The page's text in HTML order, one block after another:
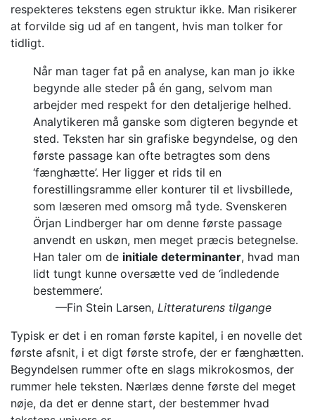
respekteres tekstens egen struktur ikke. Man risikerer
at forvilde sig ud af en tangent, hvis man tolker for
tidligt.
Når man tager fat på en analyse, kan man jo ikke
begynde alle steder på én gang, selvom man
arbejder med respekt for den detaljerige helhed.
Analytikeren må ganske som digteren begynde et
sted. Teksten har sin grafiske begyndelse, og den
første passage kan ofte betragtes som dens
‘fænghætte’. Her ligger et rids til en
forestillingsramme eller konturer til et livsbillede,
som læseren med omsorg må tyde. Svenskeren
Örjan Lindberger har om denne første passage
anvendt en uskøn, men meget præcis betegnelse.
Han taler om de initiale determinanter, hvad man
lidt tungt kunne oversætte ved de ‘indledende
bestemmere’.
—Fin Stein Larsen, Litteraturens tilgange
Typisk er det i en roman første kapitel, i en novelle det
første afsnit, i et digt første strofe, der er fænghætten.
Begyndelsen rummer ofte en slags mikrokosmos, der
rummer hele teksten. Nærlæs denne første del meget
nøje, da det er denne start, der bestemmer hvad